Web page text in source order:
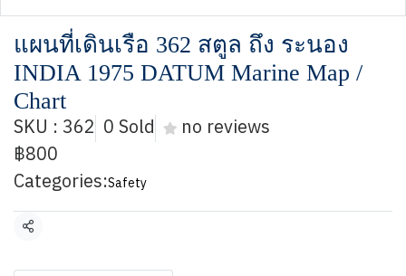
แผนที่เดินเรือ 362 สตูล ถึง ระนอง
INDIA 1975 DATUM Marine Map /
Chart
SKU : 362 0 Sold
no reviews
฿800
Categories:Safety
Share